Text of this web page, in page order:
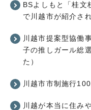
BSよしもと「桂文
で川越市が紹介さ
川越市提案型協働
子の推しガール総
た）
川越市市制施行
川越が本当に住み